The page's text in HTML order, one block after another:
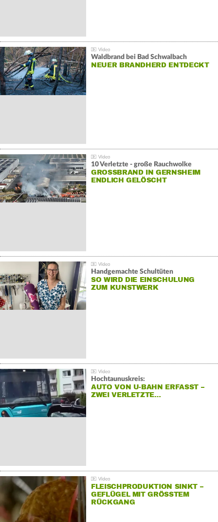
Waldbrand bei Bad Schwalbach
NEUER BRANDHERD ENTDECKT
10 Verletzte - große Rauchwolke
GROSSBRAND IN GERNSHEIM E
NDLICH GELÖSCHT
Handgemachte Schultüten
SO WIRD DIE EINSCHULUNG
ZUM KUNSTWERK
Hochtaunuskreis:
AUTO VON U-BAHN ERFASST –
ZWEI VERLETZTE…
FLEISCHPRODUKTION SINKT –
GEFLÜGEL MIT GRÖSSTEM R
ÜCKGANG